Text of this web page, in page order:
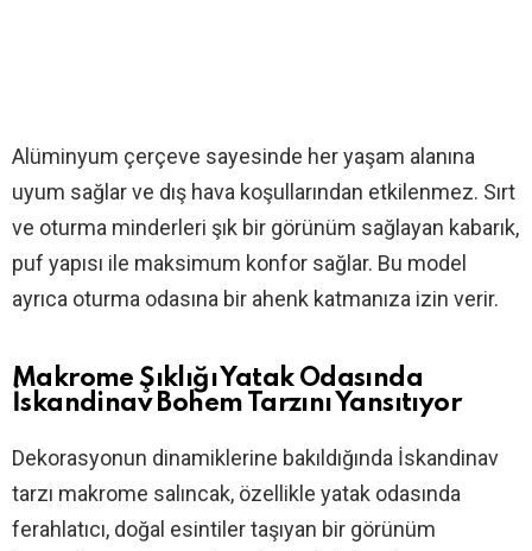
Alüminyum çerçeve sayesinde her yaşam alanına
uyum sağlar ve dış hava koşullarından etkilenmez. Sırt
ve oturma minderleri şık bir görünüm sağlayan kabarık,
puf yapısı ile maksimum konfor sağlar. Bu model
ayrıca oturma odasına bir ahenk katmanıza izin verir.
Makrome Şıklığı Yatak Odasında
İskandinav Bohem Tarzını Yansıtıyor
Dekorasyonun dinamiklerine bakıldığında İskandinav
tarzı makrome salıncak, özellikle yatak odasında
ferahlatıcı, doğal esintiler taşıyan bir görünüm